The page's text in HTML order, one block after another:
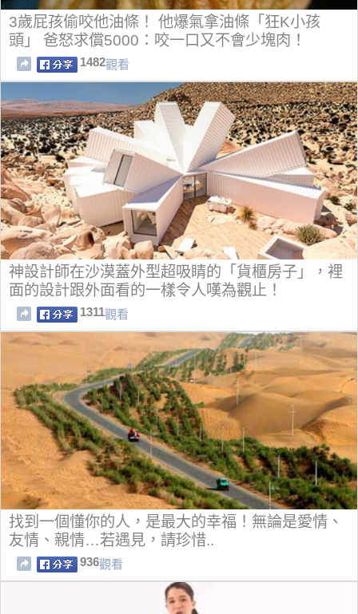
3歲屁孩偷咬他油條！ 他爆氣拿油條「狂K小孩
頭」 爸怒求償5000：咬一口又不會少塊肉！
1482觀看
神設計師在沙漠蓋外型超吸睛的「貨櫃房子」，裡
面的設計跟外面看的一樣令人嘆為觀止！
1311觀看
找到一個懂你的人，是最大的幸福！無論是愛情、
友情、親情…若遇見，請珍惜..
936觀看